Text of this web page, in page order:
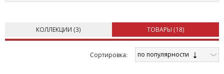
КОЛЛЕКЦИИ (3) ТОВАРЫ (18)
Cортировка: по популярности